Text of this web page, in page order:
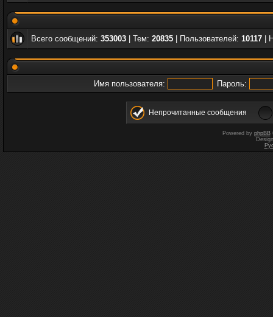
Всего сообщений: 353003 | Тем: 20835 | Пользователей: 10117 |
Имя пользователя: Пароль:
Непрочитанные сообщения
Powered by phpBB